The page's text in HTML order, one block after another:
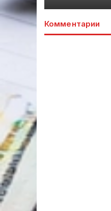
Комментарии